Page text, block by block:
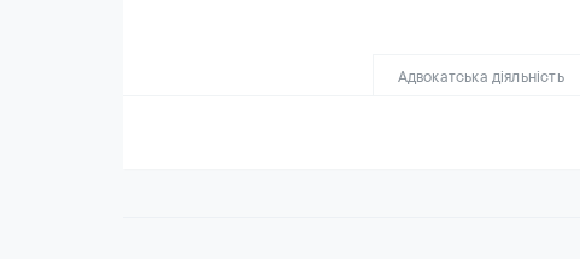
Адвокатська діяльність